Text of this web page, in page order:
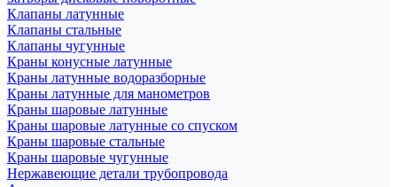
Клапаны латунные
Клапаны стальные
Клапаны чугунные
Краны конусные латунные
Краны латунные водоразборные
Краны латунные для манометров
Краны шаровые латунные
Краны шаровые латунные со спуском
Краны шаровые стальные
Краны шаровые чугунные
Нержавеющие детали трубопровода